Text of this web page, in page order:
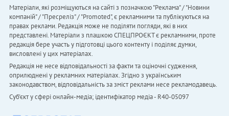
Матеріали, які розміщуються на сайті з позначкою "Реклама" / "Новини
компаній" / "Пресреліз" / "Promoted", є рекламними та публікуються на
правах реклами. Редакція може не поділяти погляди, які в них
представлені. Матеріали з плашкою СПЕЦПРОЄКТ є рекламними, проте
редакція бере участь у підготовці цього контенту і поділяє думки,
висловлені у цих матеріалах.
Редакція не несе відповідальності за факти та оціночні судження,
оприлюднені у рекламних матеріалах. Згідно з українським
законодавством, відповідальність за зміст реклами несе рекламодавець.
Cуб'єкт у сфері онлайн-медіа; ідентифікатор медіа - R40-05097